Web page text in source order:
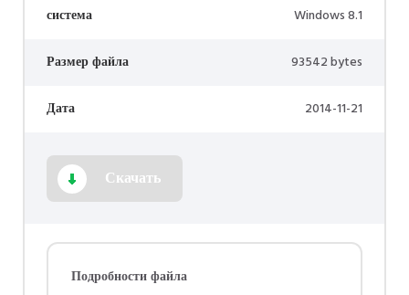
система Windows 8.1
Размер файла 93542 bytes
Дата 2014-11-21
Скачать
Подробности файла